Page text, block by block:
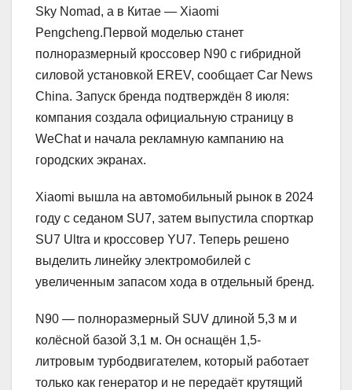
Sky Nomad, а в Китае — Xiaomi
Pengcheng.Первой моделью станет
полноразмерный кроссовер N90 с гибридной
силовой установкой EREV, сообщает Car News
China. Запуск бренда подтверждён 8 июля:
компания создала официальную страницу в
WeChat и начала рекламную кампанию на
городских экранах.
Xiaomi вышла на автомобильный рынок в 2024
году с седаном SU7, затем выпустила спорткар
SU7 Ultra и кроссовер YU7. Теперь решено
выделить линейку электромобилей с
увеличенным запасом хода в отдельный бренд.
N90 — полноразмерный SUV длиной 5,3 м и
колёсной базой 3,1 м. Он оснащён 1,5-
литровым турбодвигателем, который работает
только как генератор и не передаёт крутящий